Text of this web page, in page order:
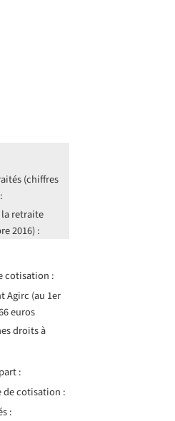
(chiffres
retraite
2016) :
cotisation :
Agirc (au 1er
euros
droits à
:
de cotisation :
: